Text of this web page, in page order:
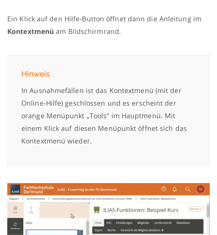
Ein Klick auf den Hilfe-Button öffnet dann die Anleitung im
Kontextmenü am Bildschirmrand.
Hinweis
In Ausnahmefällen ist das Kontextmenü (mit der
Online-Hilfe) geschlossen und es erscheint der
orange Menüpunkt „Tools“ im Hauptmenü. Mit
einem Klick auf diesen Menüpunkt öffnet sich das
Kontextmenü wieder.